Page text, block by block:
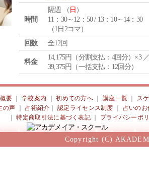
時間
隔週 （ 日 ）
11：30～12：50 / 13：10～14：30
（1日2コマ）
回数
全12回
料金
14,175円（分割支払：4回分）×3
39,375円（一括支払：12回分）
要 ｜学校案内 ｜初めての方へ 講座一覧
ス
の声 ｜占術紹介 ｜認定ライセンス制度
占いのお
｜特定商取引法に基づく表記 プライバシーポ
Copyright (C)